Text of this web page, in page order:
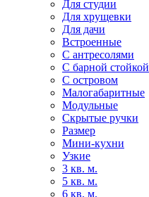
Для студии
Для хрущевки
Для дачи
Встроенные
С антресолями
С барной стойкой
С островом
Малогабаритные
Модульные
Скрытые ручки
Размер
Мини-кухни
Узкие
3 кв. м.
5 кв. м.
6 кв. м.